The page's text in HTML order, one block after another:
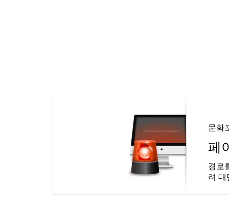
문화
페
경로
려 대